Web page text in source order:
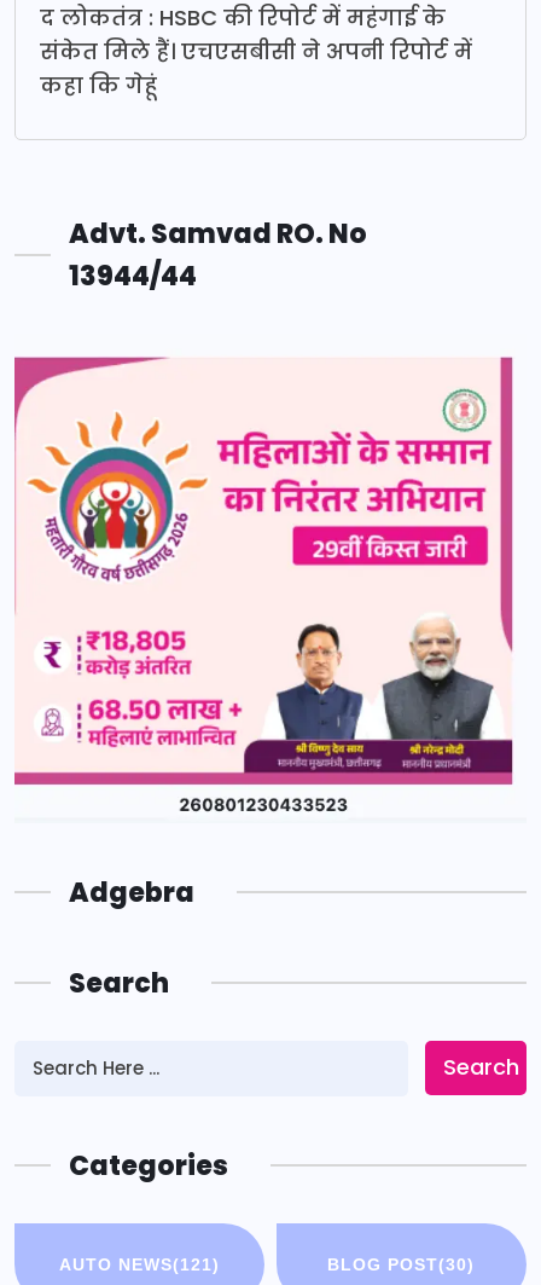
द लोकतंत्र : HSBC की रिपोर्ट में महंगाई के
संकेत मिले हैं। एचएसबीसी ने अपनी रिपोर्ट में
कहा कि गेहूं
Advt. Samvad RO. No
13944/44
Adgebra
Search
Search
Categories
AUTO NEWS(121) BLOG POST(30)